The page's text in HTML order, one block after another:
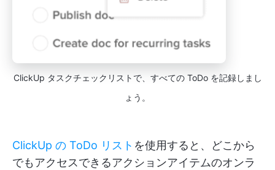
ClickUp タスクチェックリストで、すべての ToDo を記録しまし
ょう。
ClickUp の ToDo リスト を使用すると、どこから
でもアクセスできるアクションアイテムのオンラ